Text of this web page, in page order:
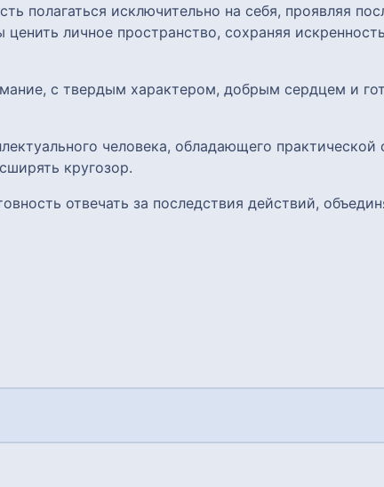
полагаться исключительно на себя, проявляя
личное пространство, сохраняя
с твердым характером, добрым сердцем и
человека, обладающего практической
кругозор.
отвечать за последствия действий,